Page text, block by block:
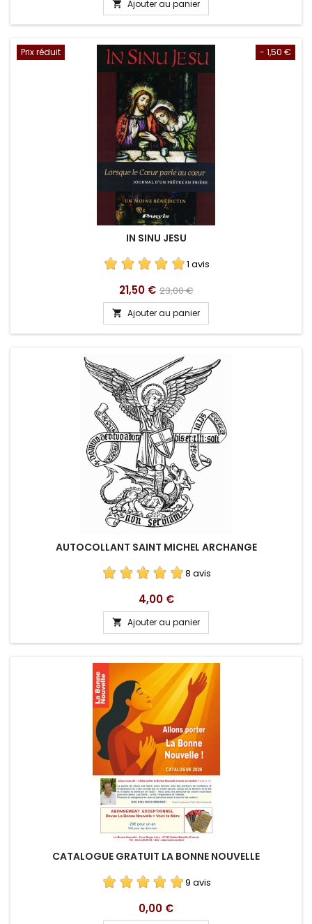
 Ajouter au panier
- 1,50 €
Prix réduit
IN SINU JESU
1 avis
Prix
21,50 € Prix
de
base
23,00 €
 Ajouter au panier
AUTOCOLLANT SAINT MICHEL ARCHANGE
8 avis
Prix
4,00 €
 Ajouter au panier
CATALOGUE GRATUIT LA BONNE NOUVELLE
9 avis
Prix
0,00 €